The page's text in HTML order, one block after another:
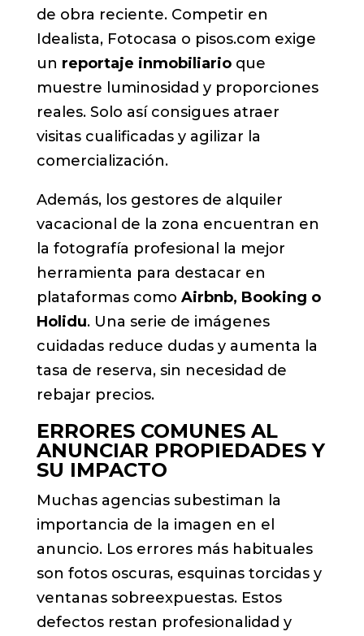
de obra reciente. Competir en
Idealista, Fotocasa o pisos.com exige
un reportaje inmobiliarioque
muestre luminosidad y proporciones
reales. Solo así consigues atraer
visitas cualificadas y agilizar la
comercialización.
Además, los gestores de alquiler
vacacional de la zona encuentran en
la fotografía profesional la mejor
herramienta para destacar en
plataformas como Airbnb, Booking o
Holidu. Una serie de imágenes
cuidadas reduce dudas y aumenta la
tasa de reserva, sin necesidad de
rebajar precios.
ERRORES COMUNES AL
ANUNCIAR PROPIEDADES Y
SU IMPACTO
Muchas agencias subestiman la
importancia de la imagen en el
anuncio. Los errores más habituales
son fotos oscuras, esquinas torcidas y
ventanas sobreexpuestas. Estos
defectos restan profesionalidad y